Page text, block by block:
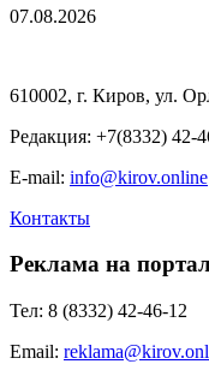
07.08.2026
610002, г. Киров, ул.
Редакция: +7(8332) 42-
E-mail: info@kirov.online
Контакты
Реклама на
Тел: 8 (8332) 42-46-12
Email: